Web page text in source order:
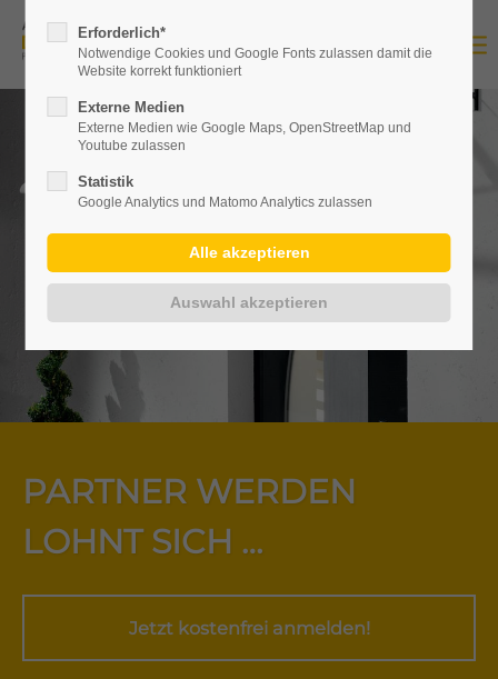
PARTNER WERDEN
LOHNT SICH …
Jetzt kostenfrei anmelden!
Erforderlich*
Notwendige Cookies und Google Fonts zulassen damit die
Website korrekt funktioniert
Externe Medien
Externe Medien wie Google Maps, OpenStreetMap und
Youtube zulassen
Statistik
Google Analytics und Matomo Analytics zulassen